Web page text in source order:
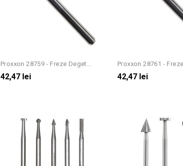
Proxxon 28759 - Freze Deget...
42,47 lei
Proxxon 28761 - Freze
42,47 lei